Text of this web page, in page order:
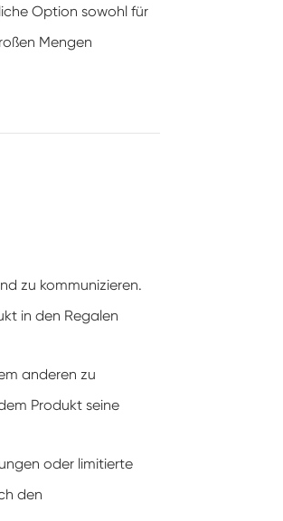
Option sowohl für
Mengen
zu kommunizieren.
in den Regalen
anderen zu
Produkt seine
oder limitierte
den